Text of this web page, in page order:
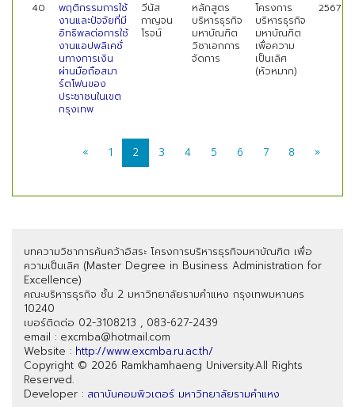
40
พฤติกรรมการใช้
งานและปัจจัยที่มี
อิทธิพลต่อการใช้
งานแอปพลิเคชั่
นทางการเงิน
ผ่านมือถือสมา
ร์ตโฟนของ
ประชาชนในเขต
กรุงเทพ
วีนัส
กาญจน
โรจน์
หลักสูตร
บริหารธุรกิจ
มหาบัณฑิต
วิชาเอกการ
จัดการ
โครงการ
บริหารธุรกิจ
มหาบัณฑิต
เพื่อความ
เป็นเลิศ
(หัวหมาก)
2567
« 1 2 3 4 5 6 7 8 »
บทความวิชาการค้นคว้าอิสระ โครงการบริหารธุรกิจมหาบัณฑิต เพื่อ
ความเป็นเลิศ (Master Degree in Business Administration for
Excellence)
คณะบริหารธุรกิจ ชั้น 2 มหาวิทยาลัยรามคำแหง กรุงเทพมหานคร
10240
เบอร์ติดต่อ 02-3108213 , 083-627-2439
email : excmba@hotmail.com
Website : http://www.excmba.ru.ac.th/
Copyright © 2026 Ramkhamhaeng University.All Rights
Reserved.
Developer : สถาบันคอมพิวเตอร์ มหาวิทยาลัยรามคำแหง